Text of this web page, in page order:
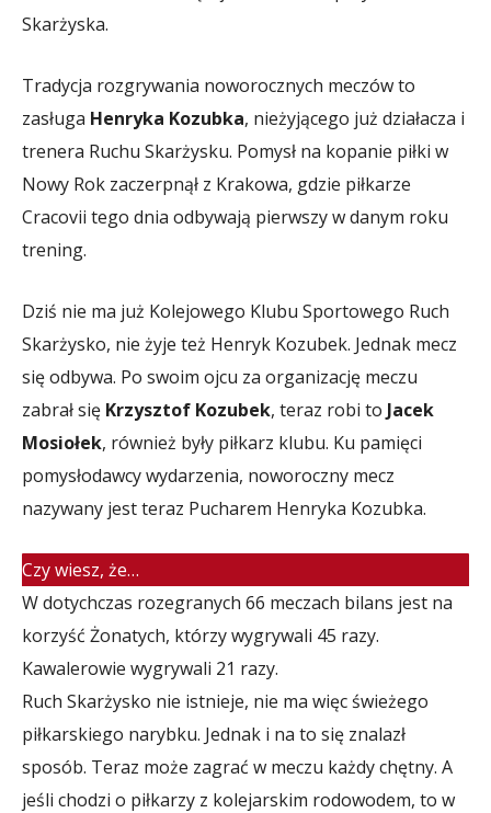
Skarżyska.
Tradycja rozgrywania noworocznych meczów to
zasługa Henryka Kozubka, nieżyjącego już działacza i
trenera Ruchu Skarżysku. Pomysł na kopanie piłki w
Nowy Rok zaczerpnął z Krakowa, gdzie piłkarze
Cracovii tego dnia odbywają pierwszy w danym roku
trening.
Dziś nie ma już Kolejowego Klubu Sportowego Ruch
Skarżysko, nie żyje też Henryk Kozubek. Jednak mecz
się odbywa. Po swoim ojcu za organizację meczu
zabrał się Krzysztof Kozubek, teraz robi to Jacek
Mosiołek, również były piłkarz klubu. Ku pamięci
pomysłodawcy wydarzenia, noworoczny mecz
nazywany jest teraz Pucharem Henryka Kozubka.
Czy wiesz, że…
W dotychczas rozegranych 66 meczach bilans jest na
korzyść Żonatych, którzy wygrywali 45 razy.
Kawalerowie wygrywali 21 razy.
Ruch Skarżysko nie istnieje, nie ma więc świeżego
piłkarskiego narybku. Jednak i na to się znalazł
sposób. Teraz może zagrać w meczu każdy chętny. A
jeśli chodzi o piłkarzy z kolejarskim rodowodem, to w